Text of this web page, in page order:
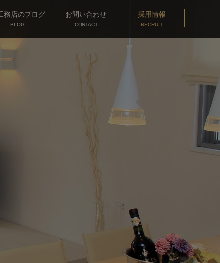
務店のブログ
BLOG
お問い合わせ
CONTACT
採用情報
RECRUIT